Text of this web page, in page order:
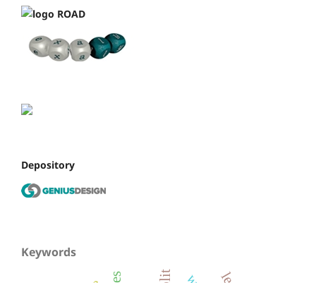
Depository
Keywords